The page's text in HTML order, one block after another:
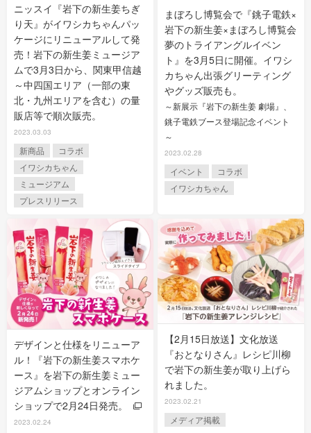
ニッスイ『岩下の新生姜ちぎ
り天』がイワシカちゃんパッ
ケージにリニューアルして発
売！岩下の新生姜ミュージア
ムで3月3日から、関東甲信越
～中四国エリア（一部の東
北・九州エリアを含む）の量
販店等で順次販売。
2023.03.03
新商品
コラボ
イワシカちゃん
ミュージアム
プレスリリース
まぼろし博覧会で『銚子電鉄×
岩下の新生姜×まぼろし博覧会
夢のトライアングルイベン
ト』を3月5日に開催。イワシ
カちゃん出張グリーティング
やグッズ販売も。
～新展示『岩下の新生姜 劇場』、
銚子電鉄ブース登場記念イベント
～
2023.02.28
イベント
コラボ
イワシカちゃん
デザインと仕様をリニューア
ル！『岩下の新生姜スマホケ
ース』を岩下の新生姜ミュー
ジアムショップとオンライン
ショップで2月24日発売。
2023.02.24
【2月15日放送】文化放送
『おとなりさん』レシピ川柳
で岩下の新生姜が取り上げら
れました。
2023.02.21
メディア掲載